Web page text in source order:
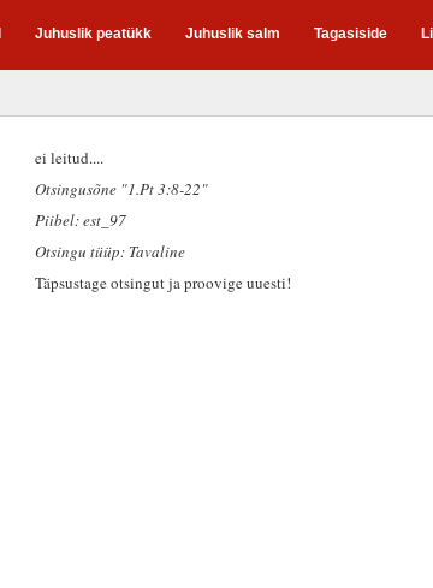
Juhuslik peatükk Juhuslik salm Tagasiside
ei leitud....
Otsingusõne "1.Pt 3:8-22"
Piibel: est_97
Otsingu tüüp: Tavaline
Täpsustage otsingut ja proovige uuesti!